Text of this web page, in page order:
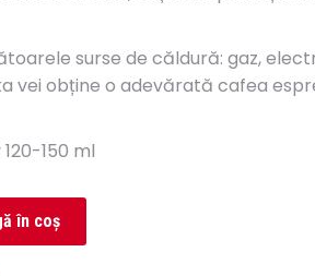
surse de căldură: gaz,
vei obține o adevărată cafea
150 ml
în coș